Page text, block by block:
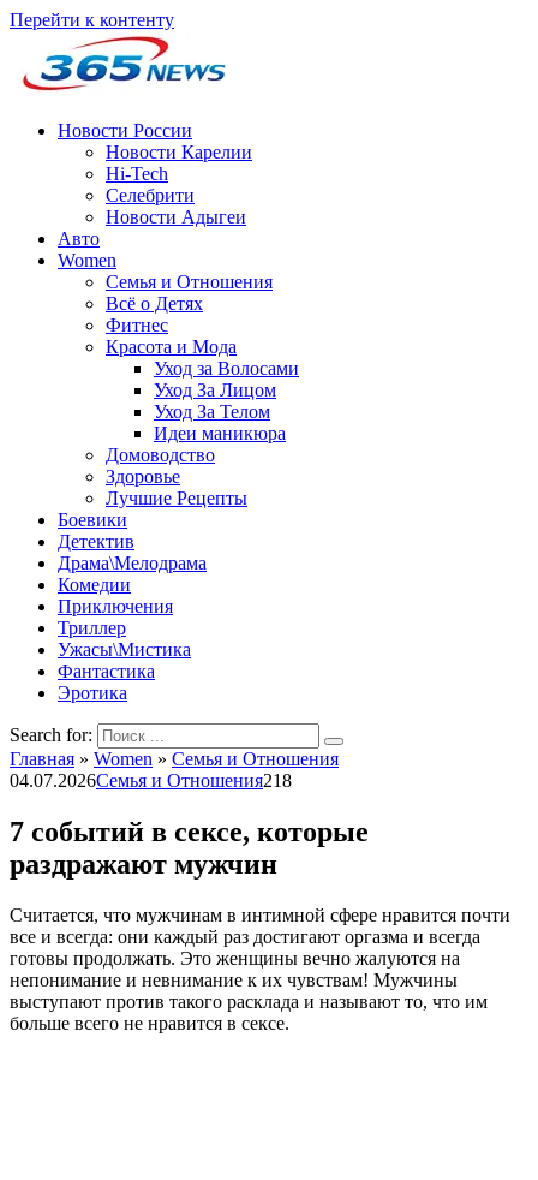
Перейти к контенту
Новости России
Новости Карелии
Hi-Tech
Селебрити
Новости Адыгеи
Авто
Women
Семья и Отношения
Всё о Детях
Фитнес
Красота и Мода
Уход за Волосами
Уход За Лицом
Уход За Телом
Идеи маникюра
Домоводство
Здоровье
Лучшие Рецепты
Боевики
Детектив
Драма\Мелодрама
Комедии
Приключения
Триллер
Ужасы\Мистика
Фантастика
Эротика
Search for:
Главная » Women » Семья и Отношения
04.07.2026Семья и Отношения218
7 событий в сексе, которые
раздражают мужчин
Считается, что мужчинам в интимной сфере нравится почти
все и всегда: они каждый раз достигают оргазма и всегда
готовы продолжать. Это женщины вечно жалуются на
непонимание и невнимание к их чувствам! Мужчины
выступают против такого расклада и называют то, что им
больше всего не нравится в сексе.